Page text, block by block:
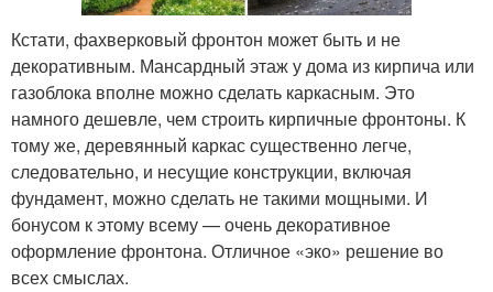
Кстати, фахверковый фронтон может быть и не
декоративным. Мансардный этаж у дома из кирпича или
газоблока вполне можно сделать каркасным. Это
намного дешевле, чем строить кирпичные фронтоны. К
тому же, деревянный каркас существенно легче,
следовательно, и несущие конструкции, включая
фундамент, можно сделать не такими мощными. И
бонусом к этому всему — очень декоративное
оформление фронтона. Отличное «эко» решение во
всех смыслах.